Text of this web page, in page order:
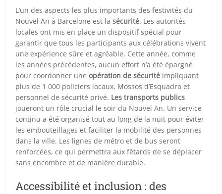
L’un des aspects les plus importants des festivités du
Nouvel An à Barcelone est lasécurité. Les autorités
locales ont mis en place un dispositif spécial pour
garantir que tous les participants aux célébrations vivent
une expérience sûre et agréable. Cette année, comme
les années précédentes, aucun effort n’a été épargné
pour coordonner uneopération de sécurité impliquant
plus de 1 000 policiers locaux, Mossos d’Esquadra et
personnel de sécurité privé. Les transports publics
joueront un rôle crucial le soir du Nouvel An. Un service
continu a été organisé tout au long de la nuit pour éviter
les embouteillages et faciliter la mobilité des personnes
dans la ville. Les lignes de métro et de bus seront
renforcées, ce qui permettra aux fêtards de se déplacer
sans encombre et de manière durable.
Accessibilité et inclusion : des